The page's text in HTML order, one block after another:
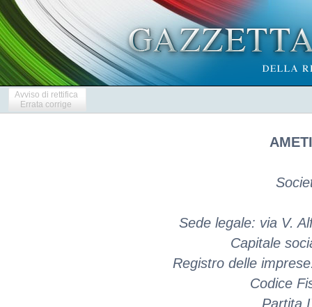
Avviso di rettifica
Errata corrige
Sede legale: via V.
Capitale
Registro delle
Codice
Partita